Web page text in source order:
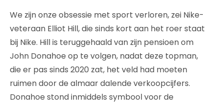
We zijn onze obsessie met sport verloren, zei Nike-
veteraan Elliot Hill, die sinds kort aan het roer staat
bij Nike. Hill is teruggehaald van zijn pensioen om
John Donahoe op te volgen, nadat deze topman,
die er pas sinds 2020 zat, het veld had moeten
ruimen door de almaar dalende verkoopcijfers.
Donahoe stond inmiddels symbool voor de